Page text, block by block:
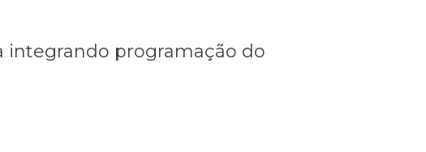
integrando programação do